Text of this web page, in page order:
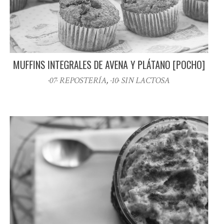
MUFFINS INTEGRALES DE AVENA Y PLÁTANO [POCHO]
·07· REPOSTERÍA, ·10· SIN LACTOSA